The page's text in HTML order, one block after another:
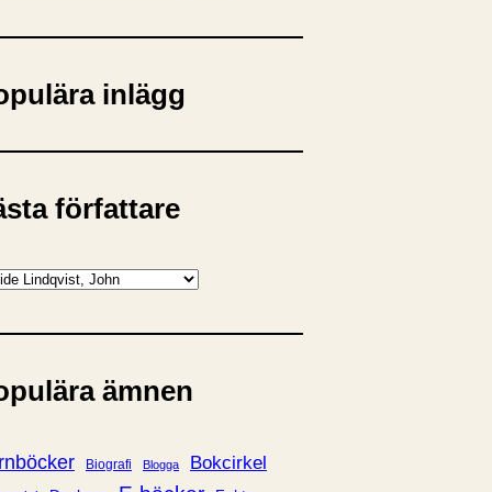
inlägg
författare
ämnen
Biografi Blogga Bokcirkel